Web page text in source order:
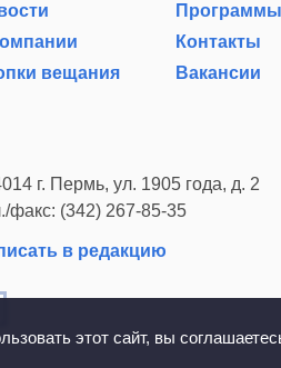
этот сайт, вы
Программы
Контакты
вещания
Вакансии
г. Пермь, ул. 1905 года, д. 2
факс: (342) 267-85-35
в редакцию